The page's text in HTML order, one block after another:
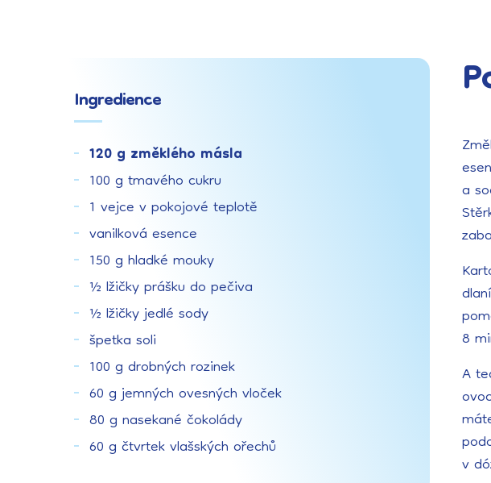
Ingredience
120 g změklého másla
100 g tmavého cukru
1 vejce v pokojové teplotě
vanilková esence
150 g hladké mouky
½ lžičky prášku do pečiva
½ lžičky jedlé sody
špetka soli
100 g drobných rozinek
60 g jemných ovesných vloček
80 g nasekané čokolády
60 g čtvrtek vlašských ořechů
a
8
A
v